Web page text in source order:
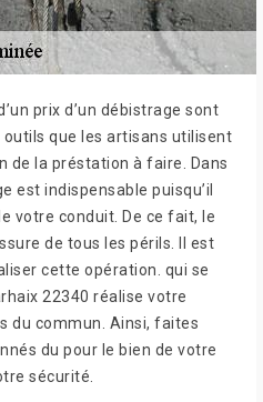
prix d’un débistrage sont
que les artisans utilisent
de la préstation à faire. Dans
est indispensable puisqu’il
votre conduit. De ce fait, le
de tous les périls. Il est
cette opération. qui se
22340 réalise votre
du commun. Ainsi, faites
du pour le bien de votre
sécurité.